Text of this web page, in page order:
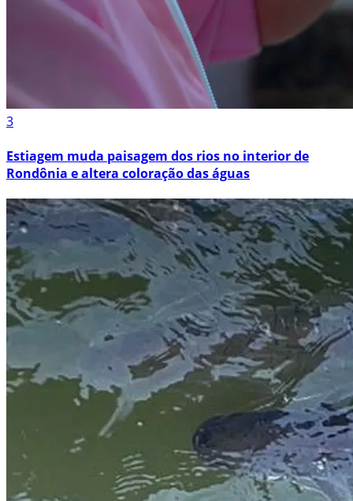
3
Estiagem muda paisagem dos rios no interior de
Rondônia e altera coloração das águas